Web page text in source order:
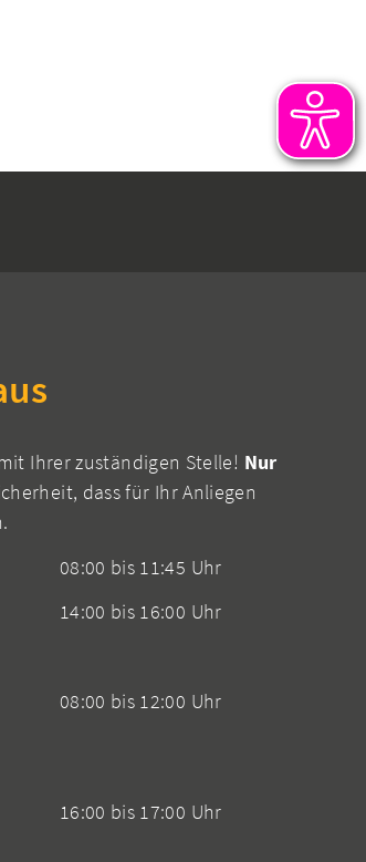
Ihrer zuständigen Stelle! Nur
dass für Ihr Anliegen
08:00 bis 11:45 Uhr
14:00 bis 16:00 Uhr
08:00 bis 12:00 Uhr
16:00 bis 17:00 Uhr